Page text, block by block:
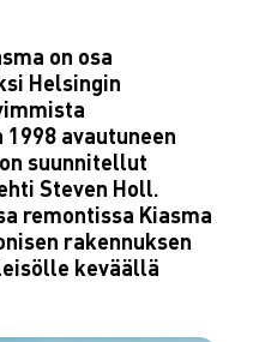
on osa
Helsingin
avautuneen
suunnitellut
Steven Holl.
remontissa Kiasma
rakennuksen
keväällä